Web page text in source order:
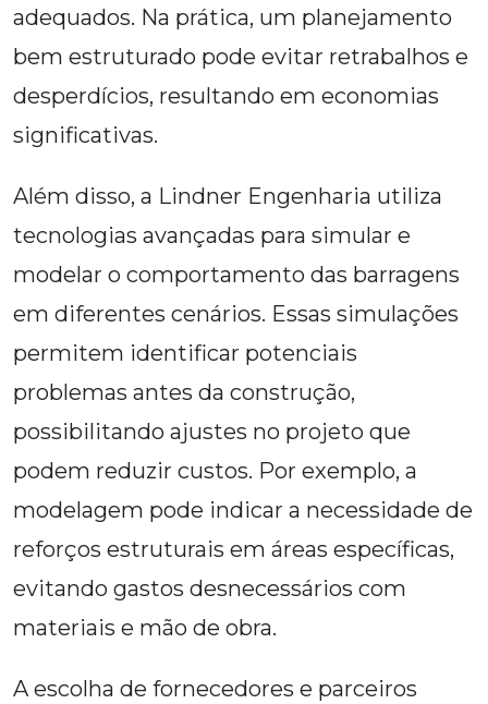
adequados. Na prática, um planejamento
bem estruturado pode evitar retrabalhos e
desperdícios, resultando em economias
significativas.
Além disso, a Lindner Engenharia utiliza
tecnologias avançadas para simular e
modelar o comportamento das barragens
em diferentes cenários. Essas simulações
permitem identificar potenciais
problemas antes da construção,
possibilitando ajustes no projeto que
podem reduzir custos. Por exemplo, a
modelagem pode indicar a necessidade de
reforços estruturais em áreas específicas,
evitando gastos desnecessários com
materiais e mão de obra.
A escolha de fornecedores e parceiros